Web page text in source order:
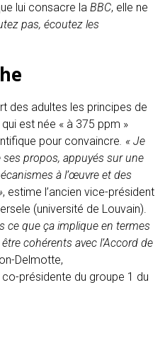
lui consacre laBBC, elle ne
pas, écoutez les
des adultes les principes de
est née « à 375 ppm »
pour convaincre. « Je
propos, appuyés sur une
à l’œuvre et des
, estime l’ancien vice-président
(université de Louvain).
ce que ça implique en termes
cohérents avec l’Accord de
Delmotte,
présidente du groupe 1 du